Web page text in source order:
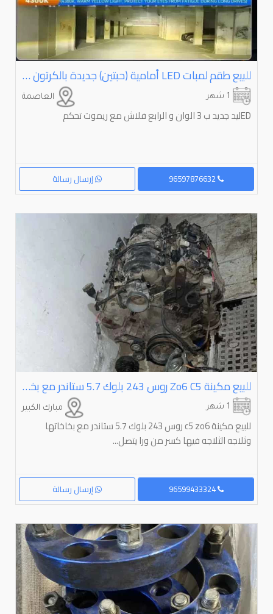
للبيع طقم لمبات LED أمامية (حبتين) جديدة بالكرتون المقاس: H11 (يركب نور واطي أو كشافات لأغلب السيارات مثل تويوتا وغيرها). الإضاءة: ثلاثي الألوان (Tri-Color) ممتازة في الخطوط وتتحول بالريموت المرفق. الميزة: يدعم وضعية فلاش التنبيه والوميض القوي لحالات الطوارئ والتكشيح. الأداء: استجابة سريعة فورية، وإضاءة قوية تفرش لك الخط بدون حرارة على الشمعات
العاصمة
ED⁩⁩ليد جديد ب ⁦⁦3⁩⁩ الوان و الرابع فلاش مع ريموت تحكم
إرسال رسالة 96597876632
للبيع مكينة ⁦⁦c5⁩⁩ ⁦⁦zo6⁩⁩ روس ⁦⁦243⁩⁩ بلوك ⁦⁦5.7⁩⁩ ستاندر مع بخاخاتها وثلاجه الثلاجه فيها كسر من ورا يتصلح
مبارك الكبير
للبيع مكينة c5 zo6 روس 243 بلوك 5.7 ستاندر مع بخاخاتها
وثلاجه الثلاجه فيها كسر من ورا يتصل...
إرسال رسالة 96599433324